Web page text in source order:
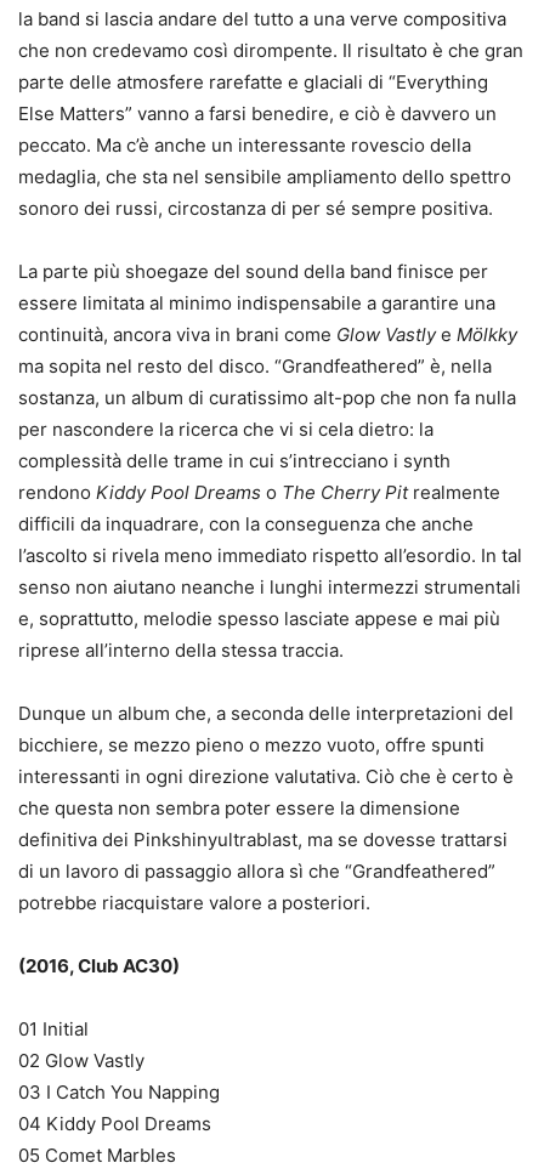
la band si lascia andare del tutto a una verve compositiva
che non credevamo così dirompente. Il risultato è che gran
parte delle atmosfere rarefatte e glaciali di “Everything
Else Matters” vanno a farsi benedire, e ciò è davvero un
peccato. Ma c’è anche un interessante rovescio della
medaglia, che sta nel sensibile ampliamento dello spettro
sonoro dei russi, circostanza di per sé sempre positiva.
La parte più shoegaze del sound della band finisce per
essere limitata al minimo indispensabile a garantire una
continuità, ancora viva in brani come Glow Vastlye Mölkky
ma sopita nel resto del disco. “Grandfeathered” è, nella
sostanza, un album di curatissimo alt-pop che non fa nulla
per nascondere la ricerca che vi si cela dietro: la
complessità delle trame in cui s’intrecciano i synth
rendono Kiddy Pool Dreams o The Cherry Pitrealmente
difficili da inquadrare, con la conseguenza che anche
l’ascolto si rivela meno immediato rispetto all’esordio. In tal
senso non aiutano neanche i lunghi intermezzi strumentali
e, soprattutto, melodie spesso lasciate appese e mai più
riprese all’interno della stessa traccia.
Dunque un album che, a seconda delle interpretazioni del
bicchiere, se mezzo pieno o mezzo vuoto, offre spunti
interessanti in ogni direzione valutativa. Ciò che è certo è
che questa non sembra poter essere la dimensione
definitiva dei Pinkshinyultrablast, ma se dovesse trattarsi
di un lavoro di passaggio allora sì che “Grandfeathered”
potrebbe riacquistare valore a posteriori.
(2016, Club AC30)
01 Initial
02 Glow Vastly
03 I Catch You Napping
04 Kiddy Pool Dreams
05 Comet Marbles